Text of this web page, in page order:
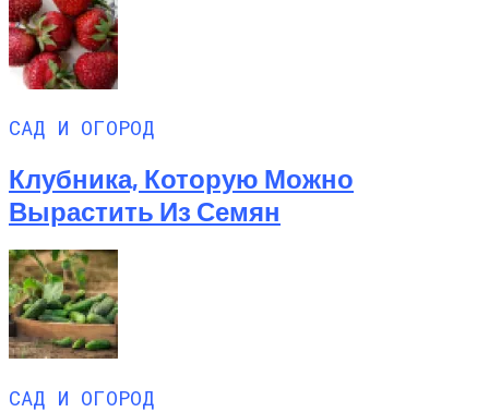
САД И ОГОРОД
Клубника, Которую Можно
Вырастить Из Семян
САД И ОГОРОД